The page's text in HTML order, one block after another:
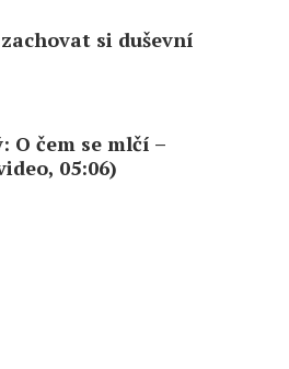
si duševní
O čem se mlčí –
05:06)